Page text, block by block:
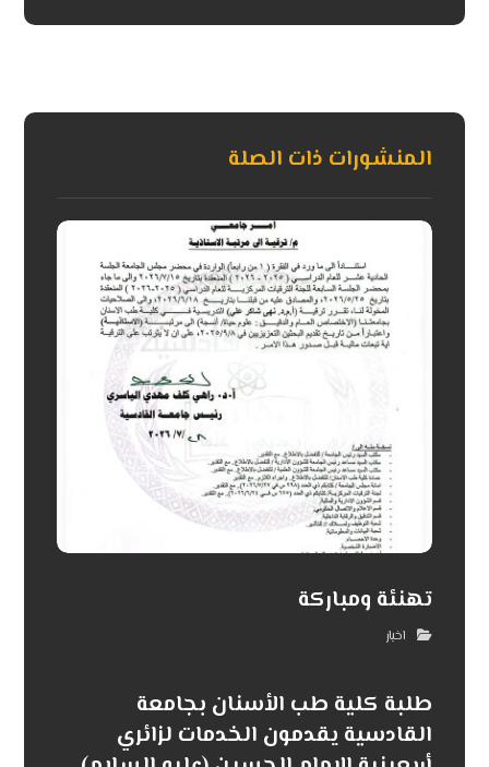
المنشورات ذات الصلة
تهنئة ومباركة
اخبار
طلبة كلية طب الأسنان بجامعة
القادسية يقدمون الخدمات لزائري